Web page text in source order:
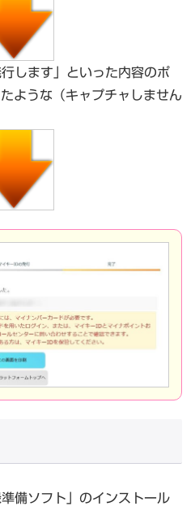
します」といった内容のポ
ような（キャプチャしません
備ソフト」のインストール